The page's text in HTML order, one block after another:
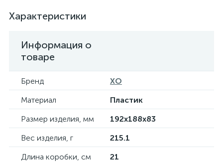
Характеристики
Информация о
товаре
Бренд
XO
Материал
Пластик
Размер изделия, мм
192х188х83
Вес изделия, г
215.1
Длина коробки, см
21